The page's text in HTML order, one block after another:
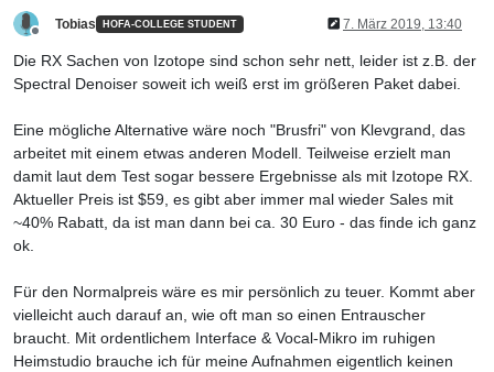
Tobias HOFA-COLLEGE STUDENT 7. März 2019, 13:40
Die RX Sachen von Izotope sind schon sehr nett, leider ist z.B. der
Spectral Denoiser soweit ich weiß erst im größeren Paket dabei.
Eine mögliche Alternative wäre noch "Brusfri" von Klevgrand, das
arbeitet mit einem etwas anderen Modell. Teilweise erzielt man
damit laut dem Test sogar bessere Ergebnisse als mit Izotope RX.
Aktueller Preis ist $59, es gibt aber immer mal wieder Sales mit
~40% Rabatt, da ist man dann bei ca. 30 Euro - das finde ich ganz
ok.
Für den Normalpreis wäre es mir persönlich zu teuer. Kommt aber
vielleicht auch darauf an, wie oft man so einen Entrauscher
braucht. Mit ordentlichem Interface & Vocal-Mikro im ruhigen
Heimstudio brauche ich für meine Aufnahmen eigentlich keinen